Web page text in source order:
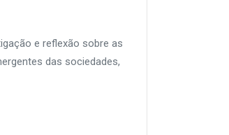
e reflexão sobre as
das sociedades,